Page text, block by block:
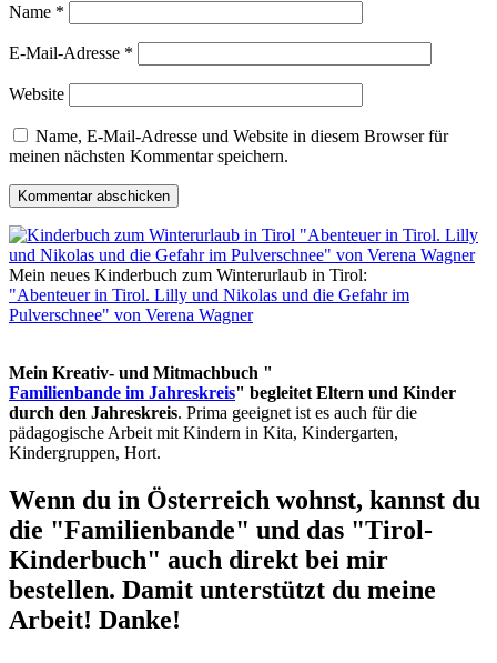
Name *
E-Mail-Adresse *
Website
Name, E-Mail-Adresse und Website in diesem Browser für
meinen nächsten Kommentar speichern.
Mein neues Kinderbuch zum Winterurlaub in Tirol:
"Abenteuer in Tirol. Lilly und Nikolas und die Gefahr im
Pulverschnee" von Verena Wagner
Mein Kreativ- und Mitmachbuch "
Familienbande im Jahreskreis" begleitet Eltern und Kinder
durch den Jahreskreis. Prima geeignet ist es auch für die
pädagogische Arbeit mit Kindern in Kita, Kindergarten,
Kindergruppen, Hort.
Wenn du in Österreich wohnst, kannst du
die "Familienbande" und das "Tirol-
Kinderbuch" auch direkt bei mir
bestellen. Damit unterstützt du meine
Arbeit! Danke!